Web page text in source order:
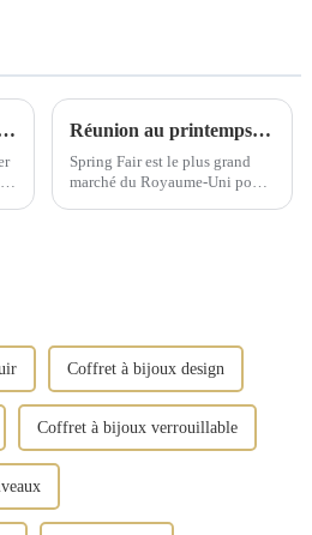
: un incontournable pour chaque collection Réunion au printemps 2025 du Comité exécutif national de Birmingham
Spring Fair est le plus grand
marché du Royaume-Uni pour
Coffret à bijoux design
Coffret à bijoux verrouillable